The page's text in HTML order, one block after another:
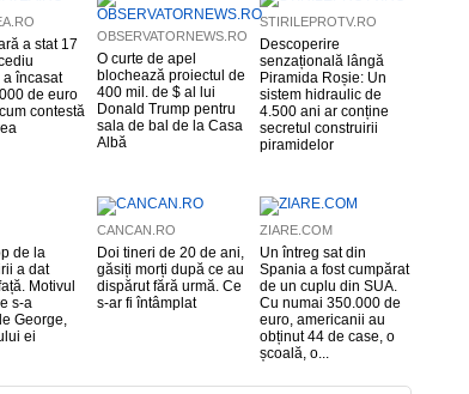
a stat 17
încasat
de euro
contestă
OBSERVATORNEWS.RO
O curte de apel
blochează proiectul de
400 mil. de $ al lui
Donald Trump pentru
sala de bal de la Casa
Albă
STIRILEPROTV.RO
Descoperire
senzațională lângă
Piramida Roșie: Un
sistem hidraulic de
4.500 ani ar conține
secretul construirii
piramidelor
de la
a dat
Motivul
s-a
George,
ei
CANCAN.RO
Doi tineri de 20 de ani,
găsiți morți după ce au
dispărut fără urmă. Ce
s-ar fi întâmplat
ZIARE.COM
Un întreg sat din
Spania a fost cumpărat
de un cuplu din SUA.
Cu numai 350.000 de
euro, americanii au
obținut 44 de case, o
școală, o...